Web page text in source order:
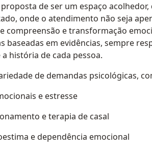
de ser um espaço acolhedor,
onde o atendimento não seja
compreensão e transformação
baseadas em evidências, sempre
história de cada pessoa.
de demandas psicológicas,
e estresse
e terapia de casal
e dependência emocional